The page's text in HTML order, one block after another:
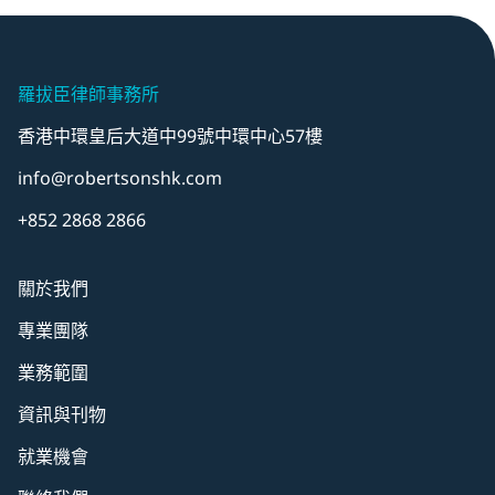
關於我們
專業團隊
業務範圍
資訊與刊物
就業機會
羅拔臣律師事務所
香港中環皇后大道中99號中環中心57樓
info@robertsonshk.com
+852 2868 2866